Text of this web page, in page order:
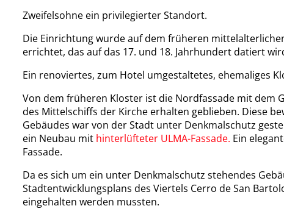
Zweifelsohne ein privilegierter Standort.
Die Einrichtung wurde auf dem früheren
errichtet, das auf das 17. und 18. Jahrhundert datiert
Ein renoviertes, zum Hotel umgestaltetes, ehemaliges
Von dem früheren Kloster ist die Nordfassade mit dem
des Mittelschiffs der Kirche erhalten geblieben. Diese
Gebäudes war von der Stadt unter Denkmalschutz
ein Neubau mit hinterlüfteter ULMA-Fassade. Ein
Fassade.
Da es sich um ein unter Denkmalschutz stehendes
Stadtentwicklungsplans des Viertels Cerro de San
eingehalten werden mussten.